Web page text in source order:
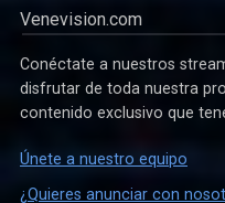
Venevision.com
Conéctate a nuestros
disfrutar de toda nuestra
contenido exclusivo que
Únete a nuestro equipo
¿Quieres anunciar con